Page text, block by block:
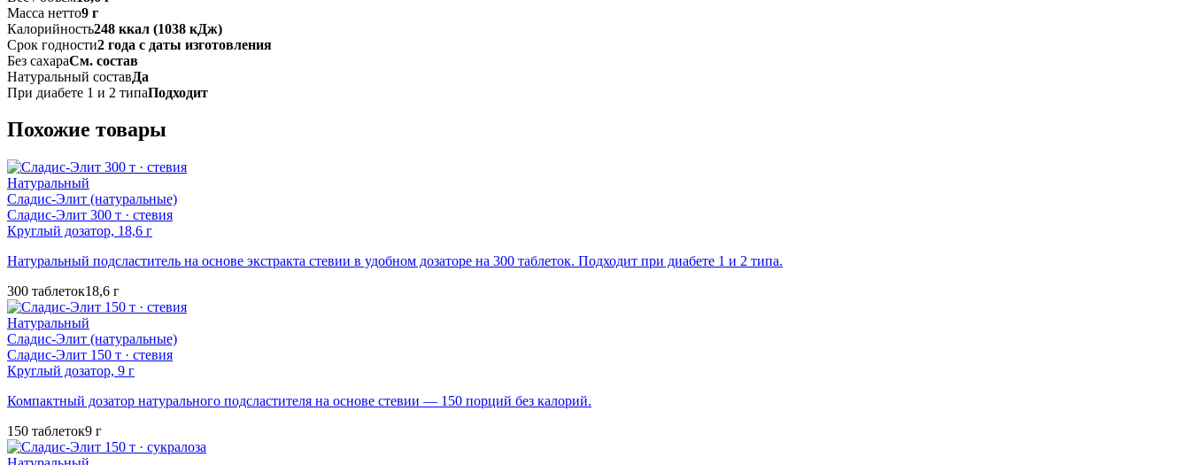
Масса нетто9 г
Калорийность248 ккал (1038 кДж)
Срок годности2 года с даты изготовления
Без сахараСм. состав
Натуральный составДа
При диабете 1 и 2 типаПодходит
Похожие товары
Натуральный
Сладис-Элит (натуральные)
Сладис-Элит 300 т · стевия
Круглый дозатор, 18,6 г
Натуральный подсластитель на основе экстракта стевии в удобном дозаторе на 300 таблеток. Подходит при диабете 1 и 2 типа.
300 таблеток18,6 г
Натуральный
Сладис-Элит (натуральные)
Сладис-Элит 150 т · стевия
Круглый дозатор, 9 г
Компактный дозатор натурального подсластителя на основе стевии — 150 порций без калорий.
150 таблеток9 г